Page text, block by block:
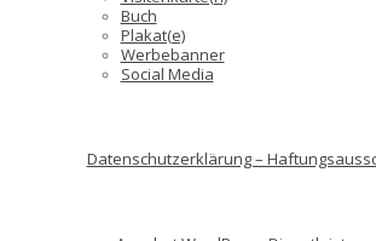
Buch
Plakat(e)
Werbebanner
Social Media
Datenschutzerklärung –